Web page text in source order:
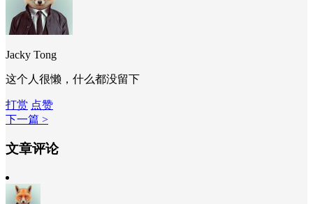
Jacky Tong
这个人很懒，什么都没留下
打赏 点赞
下一篇 >
文章评论